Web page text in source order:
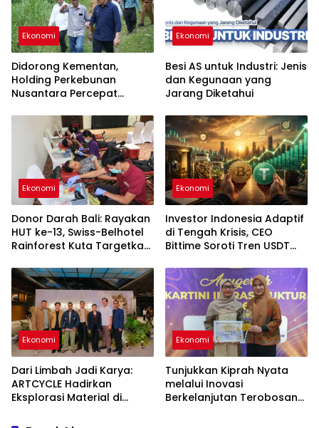
Ekonomi
Didorong Kementan,
Holding Perkebunan
Nusantara Percepat
Ekonomi
Besi AS untuk Industri: Jenis
dan Kegunaan yang
Jarang Diketahui
Ekonomi
Donor Darah Bali: Rayakan
HUT ke-13, Swiss-Belhotel
Rainforest Kuta Targetkan
Selamatkan Nyawa
Ekonomi
Investor Indonesia Adaptif
di Tengah Krisis, CEO
Bittime Soroti Tren USDT
Ekonomi
Dari Limbah Jadi Karya:
ARTCYCLE Hadirkan
Eksplorasi Material di
Ekonomi
Tunjukkan Kiprah Nyata
melalui Inovasi
Berkelanjutan Terobosan